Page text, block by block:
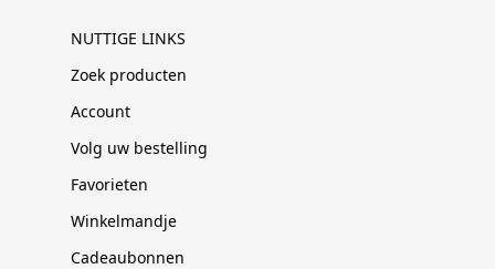
NUTTIGE LINKS
Zoek producten
Account
Volg uw bestelling
Favorieten
Winkelmandje
Cadeaubonnen